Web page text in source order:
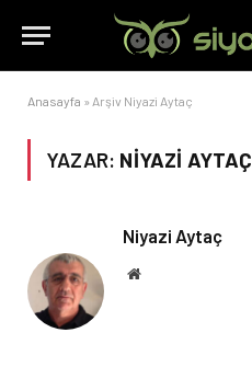
Anasayfa » Arşiv Niyazi Aytaç
YAZAR: NIYAZI AYTAÇ
Niyazi Aytaç
Website